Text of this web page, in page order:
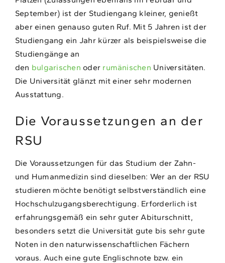
September) ist der Studiengang kleiner, genießt
aber einen genauso guten Ruf. Mit 5 Jahren ist der
Studiengang ein Jahr kürzer als beispielsweise die
Studiengänge an
den bulgarischen oder rumänischen Universitäten.
Die Universität glänzt mit einer sehr modernen
Ausstattung.
Die Voraussetzungen an der
RSU
Die Voraussetzungen für das Studium der Zahn-
und Humanmedizin sind dieselben: Wer an der RSU
studieren möchte benötigt selbstverständlich eine
Hochschulzugangsberechtigung. Erforderlich ist
erfahrungsgemäß ein sehr guter Abiturschnitt,
besonders setzt die Universität gute bis sehr gute
Noten in den naturwissenschaftlichen Fächern
voraus. Auch eine gute Englischnote bzw. ein